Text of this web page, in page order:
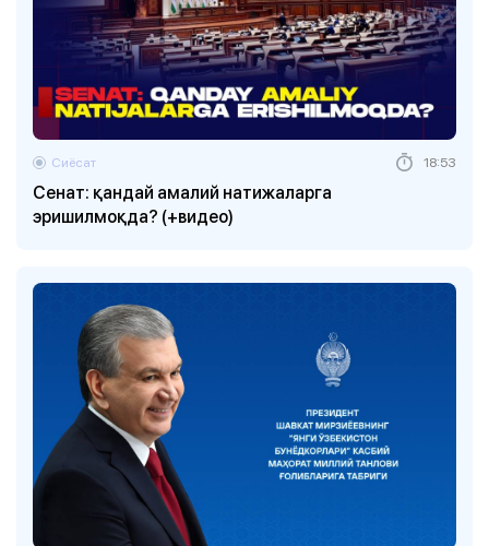
Сенат: қандай амалий натижаларга
эришилмоқда? (+видео)
Сиёсат 18:53